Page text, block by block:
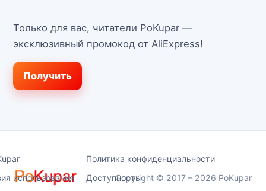
Только для вас, читатели PoKupar —
эксклюзивный промокод от AliExpress!
Получить
Политика конфиденциальности
использования
ДоступностьCopyright © 2017 – 2026 PoKupar